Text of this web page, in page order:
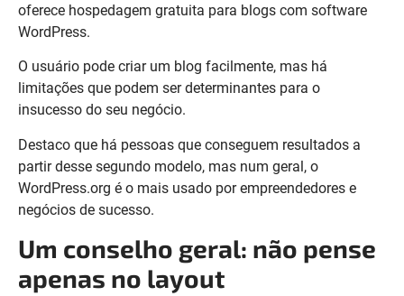
oferece hospedagem gratuita para blogs com software
WordPress.
O usuário pode criar um blog facilmente, mas há
limitações que podem ser determinantes para o
insucesso do seu negócio.
Destaco que há pessoas que conseguem resultados a
partir desse segundo modelo, mas num geral, o
WordPress.org é o mais usado por empreendedores e
negócios de sucesso.
Um conselho geral: não pense
apenas no layout